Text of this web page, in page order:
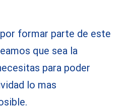
formar parte de este
que sea la
para poder
lo mas